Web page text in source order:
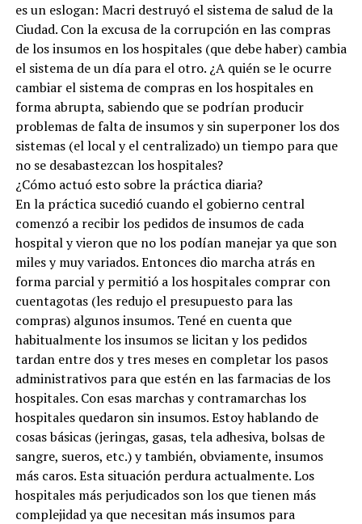
es un eslogan: Macri destruyó el sistema de salud de la
Ciudad. Con la excusa de la corrupción en las compras
de los insumos en los hospitales (que debe haber) cambia
el sistema de un día para el otro. ¿A quién se le ocurre
cambiar el sistema de compras en los hospitales en
forma abrupta, sabiendo que se podrían producir
problemas de falta de insumos y sin superponer los dos
sistemas (el local y el centralizado) un tiempo para que
no se desabastezcan los hospitales?
¿Cómo actuó esto sobre la práctica diaria?
En la práctica sucedió cuando el gobierno central
comenzó a recibir los pedidos de insumos de cada
hospital y vieron que no los podían manejar ya que son
miles y muy variados. Entonces dio marcha atrás en
forma parcial y permitió a los hospitales comprar con
cuentagotas (les redujo el presupuesto para las
compras) algunos insumos. Tené en cuenta que
habitualmente los insumos se licitan y los pedidos
tardan entre dos y tres meses en completar los pasos
administrativos para que estén en las farmacias de los
hospitales. Con esas marchas y contramarchas los
hospitales quedaron sin insumos. Estoy hablando de
cosas básicas (jeringas, gasas, tela adhesiva, bolsas de
sangre, sueros, etc.) y también, obviamente, insumos
más caros. Esta situación perdura actualmente. Los
hospitales más perjudicados son los que tienen más
complejidad ya que necesitan más insumos para